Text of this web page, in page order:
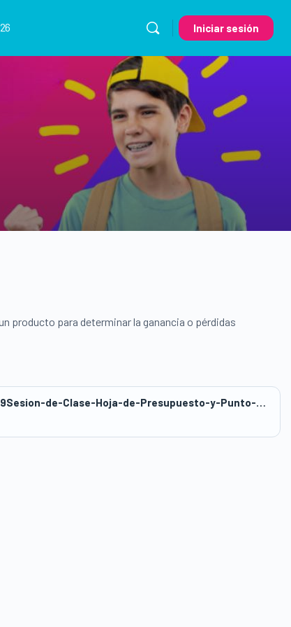
Iniciar sesión
producto para determinar la ganancia o pérdidas
wwwasbanc_418publicwp-contentuploads202409Sesion-de-Clase-Hoja-de-Presupuesto-y-Punto-de-Equilibrio.docx